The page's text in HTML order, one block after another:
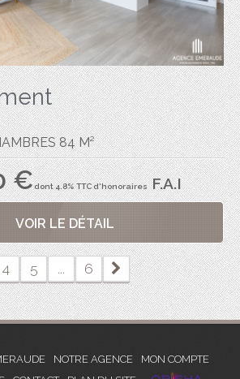
84 M²
€dont 4.8% TTC d'honorairesF.A.I
VOIR LE DÉTAIL
4 5 6
NOTRE AGENCE
MON COMPTE